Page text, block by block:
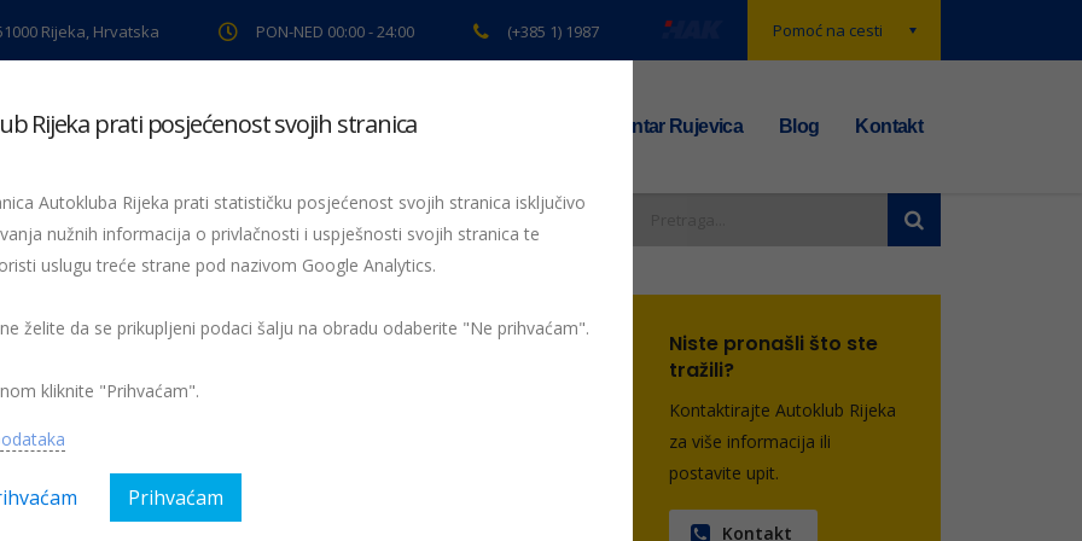
Pomoć na cesti
Rijeka, Hrvatska PON-NED 00:00 - 24:00 (+385 1) 1987
pregled Pomoć na cesti Servis Preventiva TS centar Rujevica Blog Kontakt
lista kontinuirano od svibnja 2004. godine
Niste pronašli što ste
tražili?
Kontaktirajte Autoklub Rijeka
za više informacija ili
postavite upit.
Kontakt
Rijeka prati posjećenost svojih stranica
Autokluba Rijeka prati statističku posjećenost svojih stranica isključivo
nužnih informacija o privlačnosti i uspješnosti svojih stranica te
uslugu treće strane pod nazivom Google Analytics.
želite da se prikupljeni podaci šalju na obradu odaberite "Ne prihvaćam".
kliknite "Prihvaćam".
Prihvaćam